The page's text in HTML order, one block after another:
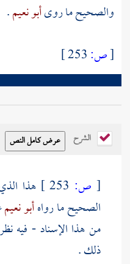
والصحيح ما روىأبو نعيم.
[ص:
الشرح
[ ص: هذا
الصحيح ما رواهأبو نعيم
من هذا الإسناد - فيه
ذلك .